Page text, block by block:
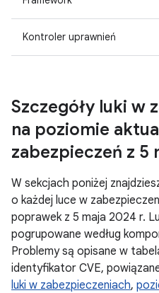
Kontroler uprawnień
Szczegóły luki w
na poziomie
zabezpieczeń z 5
W sekcjach poniżej
o każdej luce w
poprawek z 5 maja 2024 r.
pogrupowane według
Problemy są opisane w
identyfikator CVE,
luki w zabezpieczeniach,